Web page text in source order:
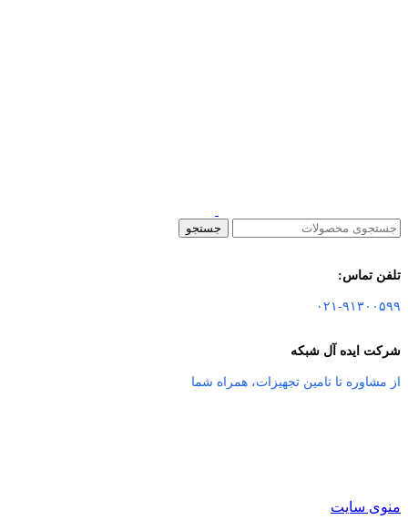
جستجو
تلفن تماس:
۰۲۱-۹۱۳۰۰۵۹۹
شرکت ایده آل شبکه
از مشاوره تا تامین تجهیزات، همراه شما
منوی سایت